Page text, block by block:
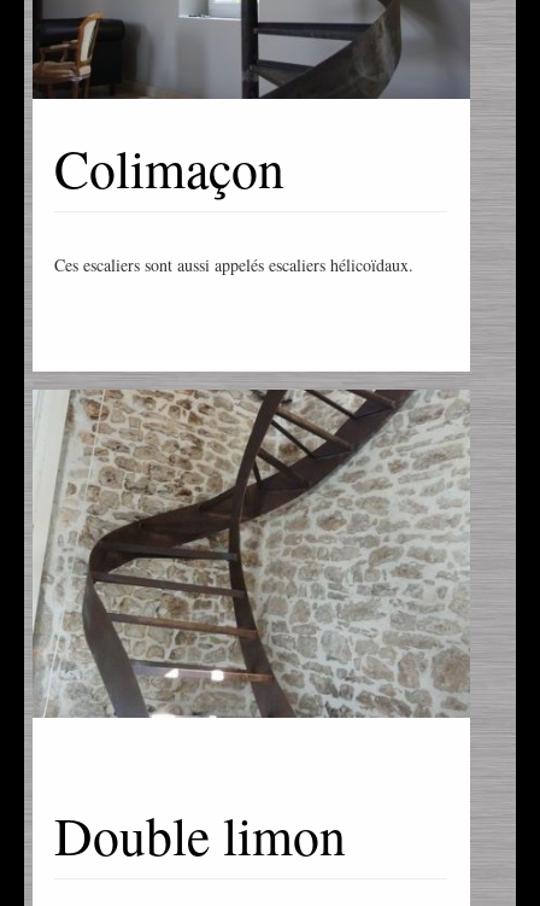
Colimaçon
Ces escaliers sont aussi appelés escaliers hélicoïdaux.
Double limon